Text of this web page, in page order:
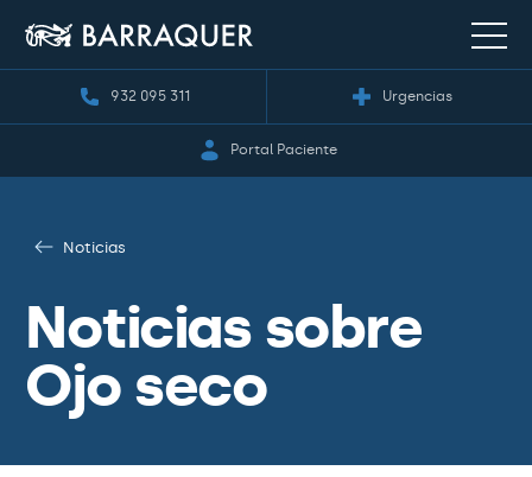
932 095 311 Urgencias
Portal Paciente
Noticias
Noticias sobre
Ojo seco